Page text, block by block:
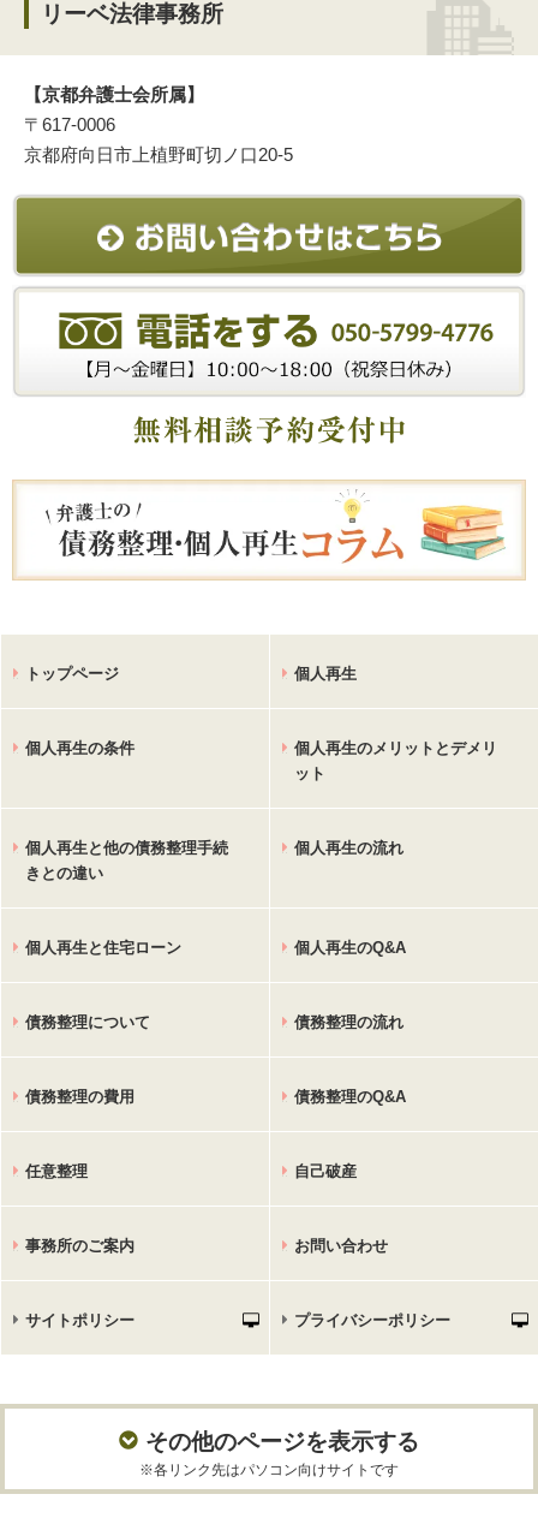
リーベ法律事務所
【京都弁護士会所属】
〒617-0006
京都府向日市上植野町切ノ口20-5
トップページ 個人再生
個人再生の条件
個人再生のメリットとデメリ
ット
個人再生と他の債務整理手続
きとの違い
個人再生の流れ
個人再生と住宅ローン 個人再生のQ&A
債務整理について 債務整理の流れ
債務整理の費用 債務整理のQ&A
任意整理 自己破産
事務所のご案内 お問い合わせ
サイトポリシー プライバシーポリシー
その他のページを表示する
※各リンク先はパソコン向けサイトです